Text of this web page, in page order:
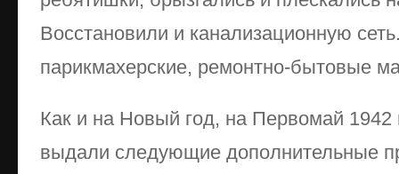
Восстановили и канализационную
парикмахерские, ремонтно-бытовые
Как и на Новый год, на Первомай 1942
выдали следующие дополнительные